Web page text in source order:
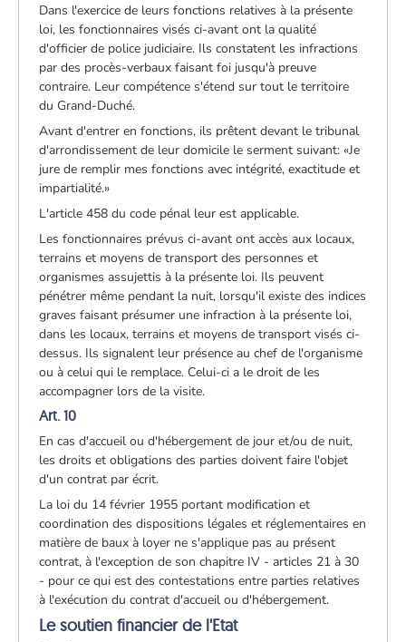
Dans l'exercice de leurs fonctions relatives à la présente
loi, les fonctionnaires visés ci-avant ont la qualité
d'officier de police judiciaire. Ils constatent les infractions
par des procès-verbaux faisant foi jusqu'à preuve
contraire. Leur compétence s'étend sur tout le territoire
du Grand-Duché.
Avant d'entrer en fonctions, ils prêtent devant le tribunal
d'arrondissement de leur domicile le serment suivant: «Je
jure de remplir mes fonctions avec intégrité, exactitude et
impartialité.»
L'article 458 du code pénal leur est applicable.
Les fonctionnaires prévus ci-avant ont accès aux locaux,
terrains et moyens de transport des personnes et
organismes assujettis à la présente loi. Ils peuvent
pénétrer même pendant la nuit, lorsqu'il existe des indices
graves faisant présumer une infraction à la présente loi,
dans les locaux, terrains et moyens de transport visés ci-
dessus. Ils signalent leur présence au chef de l'organisme
ou à celui qui le remplace. Celui-ci a le droit de les
accompagner lors de la visite.
Art. 10
En cas d'accueil ou d'hébergement de jour et/ou de nuit,
les droits et obligations des parties doivent faire l'objet
d'un contrat par écrit.
La loi du 14 février 1955 portant modification et
coordination des dispositions légales et réglementaires en
matière de baux à loyer ne s'applique pas au présent
contrat, à l'exception de son chapitre IV - articles 21 à 30
- pour ce qui est des contestations entre parties relatives
à l'exécution du contrat d'accueil ou d'hébergement.
Le soutien financier de l'Etat